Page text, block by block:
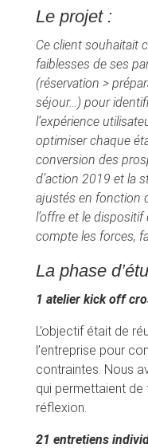
Le projet :
Ce client souhaitait
faiblesses de ses
(réservation >
séjour…) pour
l’expérience
optimiser chaque
conversion des
d’action 2019 et la
ajustés en fonction
l’offre et le
compte les forces,
La phase
1 atelier kick off
L’objectif était de
l’entreprise pour
contraintes. Nous
qui permettaient
réflexion.
21 entretiens